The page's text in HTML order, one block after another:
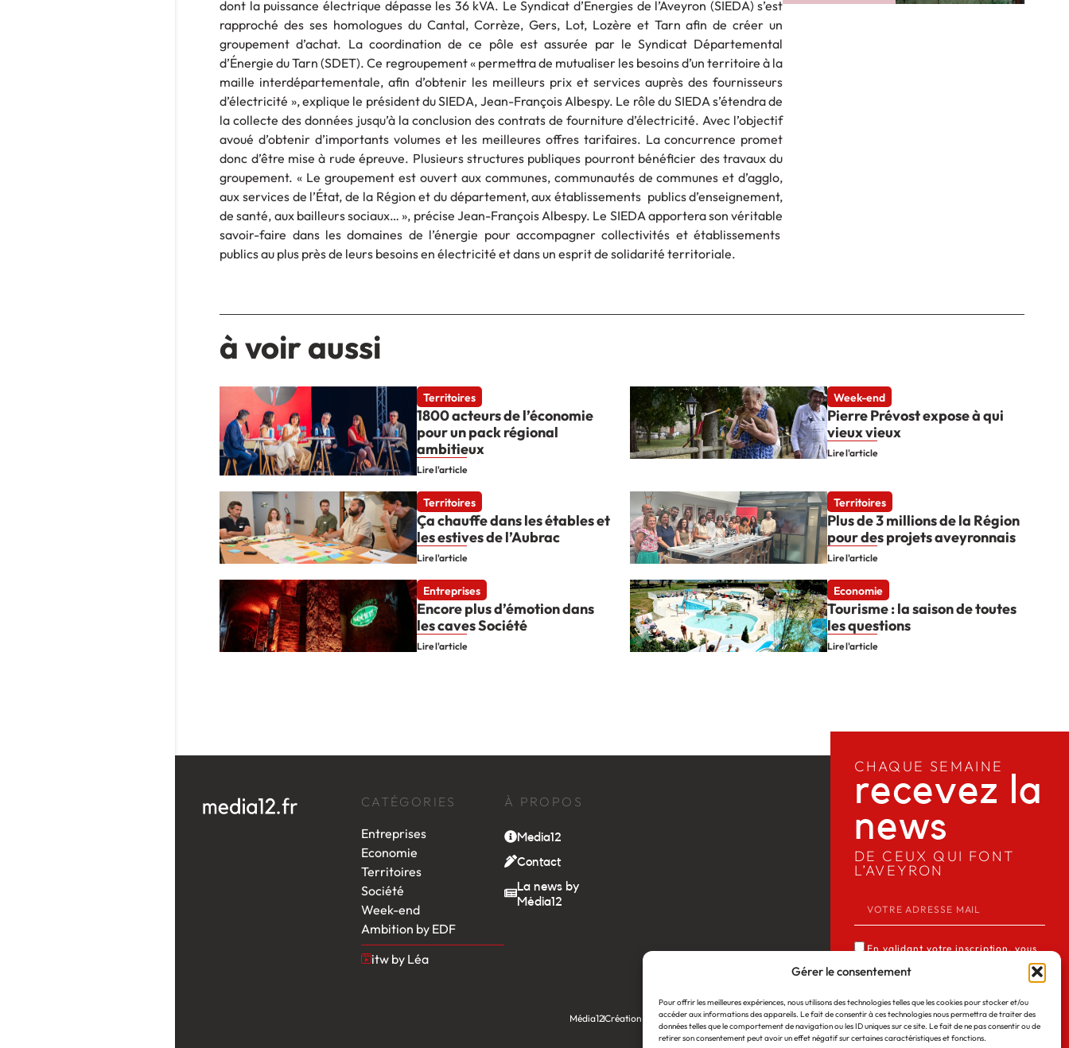
Gérer le consentement
Pour offrir les meilleures expériences, nous utilisons des technologies telles que les cookies pour stocker et/ou
accéder aux informations des appareils. Le fait de consentir à ces technologies nous permettra de traiter des
données telles que le comportement de navigation ou les ID uniques sur ce site. Le fait de ne pas consentir ou de
retirer son consentement peut avoir un effet négatif sur certaines caractéristiques et fonctions.
dont la puissance électrique dépasse les 36 kVA. Le Syndicat d’Énergies de l’Aveyron (SIEDA) s’est
rapproché des ses homologues du Cantal, Corrèze, Gers, Lot, Lozère et Tarn afin de créer un
groupement d’achat. La coordination de ce pôle est assurée par le Syndicat Départemental
d’Énergie du Tarn (SDET). Ce regroupement « permettra de mutualiser les besoins d’un territoire à la
maille interdépartementale, afin d’obtenir les meilleurs prix et services auprès des fournisseurs
d’électricité », explique le président du SIEDA, Jean-François Albespy. Le rôle du SIEDA s’étendra de
la collecte des données jusqu’à la conclusion des contrats de fourniture d’électricité. Avec l’objectif
avoué d’obtenir d’importants volumes et les meilleures offres tarifaires. La concurrence promet
donc d’être mise à rude épreuve. Plusieurs structures publiques pourront bénéficier des travaux du
groupement. « Le groupement est ouvert aux communes, communautés de communes et d’agglo,
aux services de l’État, de la Région et du département, aux établissements publics d’enseignement,
de santé, aux bailleurs sociaux… », précise Jean-François Albespy. Le SIEDA apportera son véritable
savoir-faire dans les domaines de l’énergie pour accompagner collectivités et établissements
publics au plus près de leurs besoins en électricité et dans un esprit de solidarité territoriale.
à voir aussi
Territoires
1800 acteurs de l’économie
pour un pack régional
ambitieux
Lire l'article
Week-end
Pierre Prévost expose à qui
vieux vieux
Lire l'article
Territoires
Ça chauffe dans les étables et
les estives de l’Aubrac
Lire l'article
Territoires
Plus de 3 millions de la Région
pour des projets aveyronnais
Lire l'article
Entreprises
Encore plus d’émotion dans
les caves Société
Lire l'article
Economie
Tourisme : la saison de toutes
les questions
Lire l'article
CATÉGORIES
Entreprises
Economie
Territoires
Société
Week-end
Ambition by EDF
itw by Léa
À PROPOS
Media12
Contact
La news by
Média12
Média12Création : Linov Agence Web©2026Mentions légales
CHAQUE SEMAINE
recevez la
news​
DE CEUX QUI FONT
L’AVEYRON
En validant votre inscription, vous
acceptez que Media12 mémorise et
utilise votre adresse email dans le but
de vous envoyer notre lettre
d’informations. Consulter notre
politique de confidentialité des